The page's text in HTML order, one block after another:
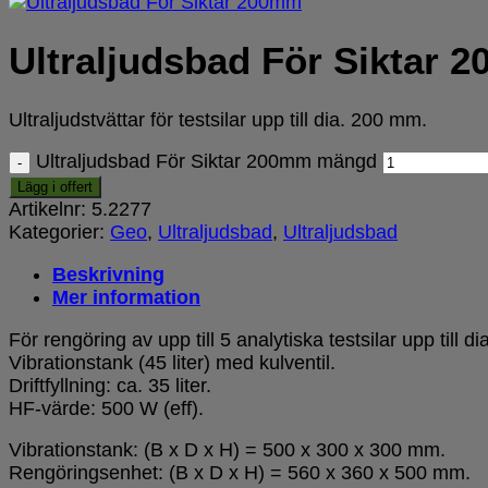
Ultraljudsbad För Siktar
Ultraljudstvättar för testsilar upp till dia. 200 mm.
Ultraljudsbad För Siktar 200mm mängd
Lägg i offert
Artikelnr: 5.2277
Kategorier: Geo, Ultraljudsbad, Ultraljudsbad
Beskrivning
Mer information
För rengöring av upp till 5 analytiska testsilar upp till
Vibrationstank (45 liter) med kulventil.
Driftfyllning: ca. 35 liter.
HF-värde: 500 W (eff).
Vibrationstank: (B x D x H) = 500 x 300 x 300 mm.
Rengöringsenhet: (B x D x H) = 560 x 360 x 500 mm.